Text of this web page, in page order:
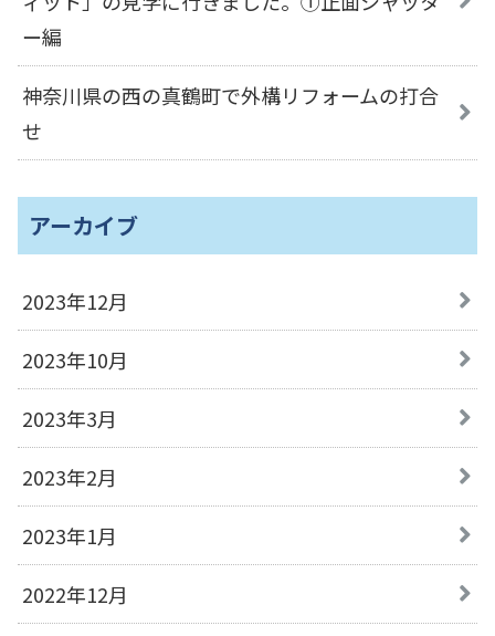
ー編
神奈川県の西の真鶴町で外構リフォームの打合
せ
アーカイブ
2023年12月
2023年10月
2023年3月
2023年2月
2023年1月
2022年12月